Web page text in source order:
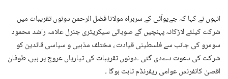
انہوں نے کہا کہ جےیوآئی کے سربراہ مولانا فضل الرحمن دونوں تقریبات میں
شرکت کیلئے لاڑکانہ پہنچیں گے صوبائی سیکریٹری جنرل علامہ راشد محمود
سومرو کی جانب سے فلسطینی قیادت ، مختلف مذہبی و سیاسی قائدین کو
شرکت کی دعوت دےدی گئی ۔دونوں تقریبات کی تیاریاں عروج پر ہیں، طوفان
اقصیٰ کانفرنس عوامی ریفرنڈم ثابت ہوگا ۔